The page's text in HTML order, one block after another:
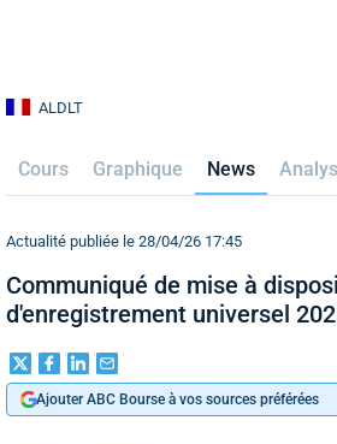
ALDLT
Cours Graphique News
Actualité publiée le 28/04/26 17:45
Communiqué de mise à
d'enregistrement universel
Ajouter ABC Bourse à vos sources préférées